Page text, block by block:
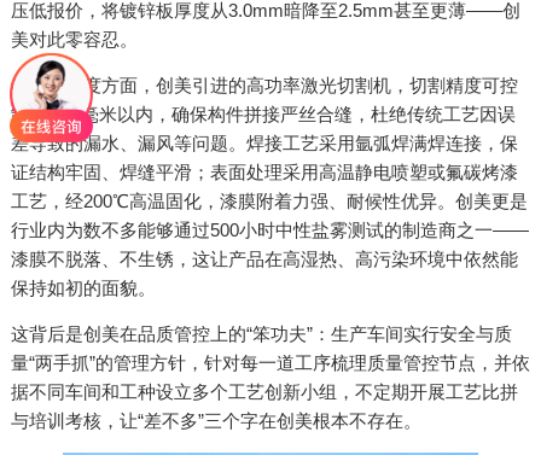
压低报价，将镀锌板厚度从3.0mm暗降至2.5mm甚至更薄——创
美对此零容忍。
在工艺精度方面，创美引进的高功率激光切割机，切割精度可控
制在±0.1毫米以内，确保构件拼接严丝合缝，杜绝传统工艺因误
差导致的漏水、漏风等问题。焊接工艺采用氩弧焊满焊连接，保
证结构牢固、焊缝平滑；表面处理采用高温静电喷塑或氟碳烤漆
工艺，经200℃高温固化，漆膜附着力强、耐候性优异。创美更是
行业内为数不多能够通过500小时中性盐雾测试的制造商之一——
漆膜不脱落、不生锈，这让产品在高湿热、高污染环境中依然能
保持如初的面貌。
这背后是创美在品质管控上的“笨功夫”：生产车间实行安全与质
量“两手抓”的管理方针，针对每一道工序梳理质量管控节点，并依
据不同车间和工种设立多个工艺创新小组，不定期开展工艺比拼
与培训考核，让“差不多”三个字在创美根本不存在。